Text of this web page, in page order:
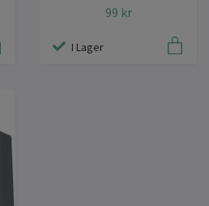
99 kr
I Lager